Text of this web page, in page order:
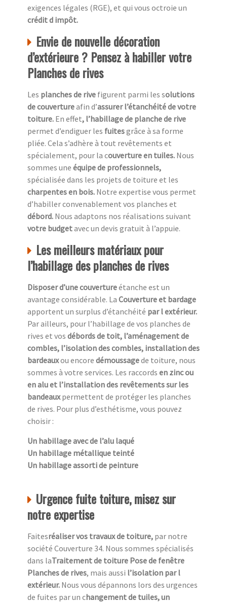
exigences légales (RGE), et qui vous octroie un
crédit d impôt.
Envie de nouvelle décoration
d’extérieure ? Pensez à habiller votre
Planches de rives
Les planches de rive figurent parmi les solutions
de couvertureafin d’assurer l’étanchéité de votre
toiture. En effet, l’habillage de planche de rive
permet d’endiguer les fuitesgrâce à sa forme
pliée. Cela s’adhère à tout revêtements et
spécialement, pour la couverture en tuiles. Nous
sommes une équipe de professionnels,
spécialisée dans les projets de toiture et les
charpentes en bois. Notre expertise vous permet
d’habiller convenablement vos planches et
débord. Nous adaptons nos réalisations suivant
votre budgetavec un devis gratuit à l’appuie.
Les meilleurs matériaux pour
l’habillage des planches de rives
Disposer d’une couvertureétanche est un
avantage considérable. La Couverture et bardage
apportent un surplus d’étanchéité par l extérieur.
Par ailleurs, pour l’habillage de vos planches de
rives et vos débords de toit, l’aménagement de
combles, l’isolation des combles, installation des
bardeauxou encore démoussagede toiture, nous
sommes à votre services. Les raccords en zinc ou
en alu et l’installation des revêtements sur les
bandeauxpermettent de protéger les planches
de rives. Pour plus d’esthétisme, vous pouvez
choisir :
Un habillage avec de l’alu laqué
Un habillage métallique teinté
Un habillage assorti de peinture
Urgence fuite toiture, misez sur
notre expertise
Faitesréaliser vos travaux de toiture, par notre
société Couverture 34. Nous sommes spécialisés
dans laTraitement de toiture Pose de fenêtre
Planches de rives, mais aussi l’isolation par l
extérieur. Nous vous dépannons lors des urgences
de fuites par un changement de tuiles, un